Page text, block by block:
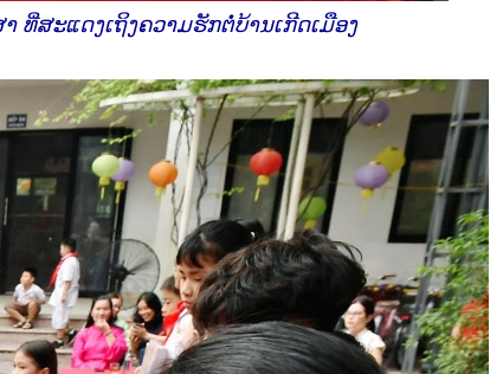
ທີ່ສະແດງເຖິງຄວາມຮັກຕໍ່ບ້ານເກີດເມືອງ